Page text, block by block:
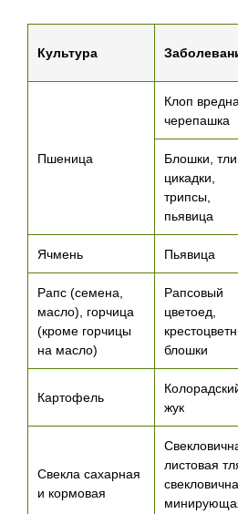
Культура
Пшеница
Клоп
черепашка
Блошки, тли,
цикадки,
трипсы,
пьявица
Ячмень Пьявица
Рапс (семена,
масло), горчица
(кроме горчицы
на масло)
Рапсовый
цветоед,
блошки
Картофель
жук
Свекла сахарная
и кормовая
листовая